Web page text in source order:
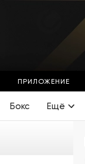
ПРИЛОЖЕНИЕ
Бокс Ещё